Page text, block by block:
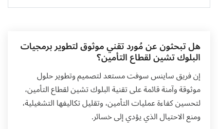
هل تبحثون عن مُورد تقني موثوق لتطوير برمجيات
البلوك تشين لقطاع التأمين؟
إن فريق ساينس سوفت مستعد لتصميم وتطوير حلول
موثوقة وآمنة قائمة على تقنية البلوك تشين لقطاع التأمين،
لتحسين كفاءة عمليات التأمين، وتقليل تكاليفها التشغيلية،
ومنع الاحتيال الذي يؤدي إلى خسائر.